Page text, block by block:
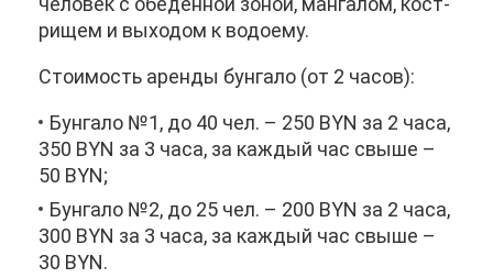
ри­щем и вы­хо­дом к во­до­е­му.
Сто­и­мость арен­ды бун­га­ло (от 2 ча­сов):
Бун­га­ло №1, до 40 чел. – 250 BYN за 2 ча­са,
350 BYN за 3 ча­са, за каж­дый час свы­ше –
50 BYN;
Бун­га­ло №2, до 25 чел. – 200 BYN за 2 ча­са,
300 BYN за 3 ча­са, за каж­дый час свы­ше –
30 BYN.